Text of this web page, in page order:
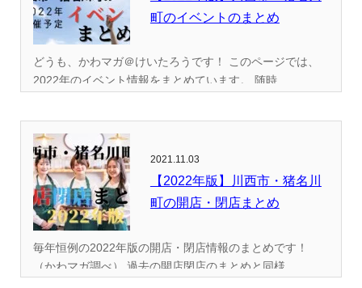
町のイベントのまとめ
どうも、かわマガ＠けいたろうです！ このページでは、
2022年のイベント情報をまとめています。 随時...
2021.11.03
【2022年版】川西市・猪名川
町の開店・閉店まとめ
毎年恒例の2022年版の開店・閉店情報のまとめです！
（かわマガ調べ） 過去の開店閉店のまとめと同様...